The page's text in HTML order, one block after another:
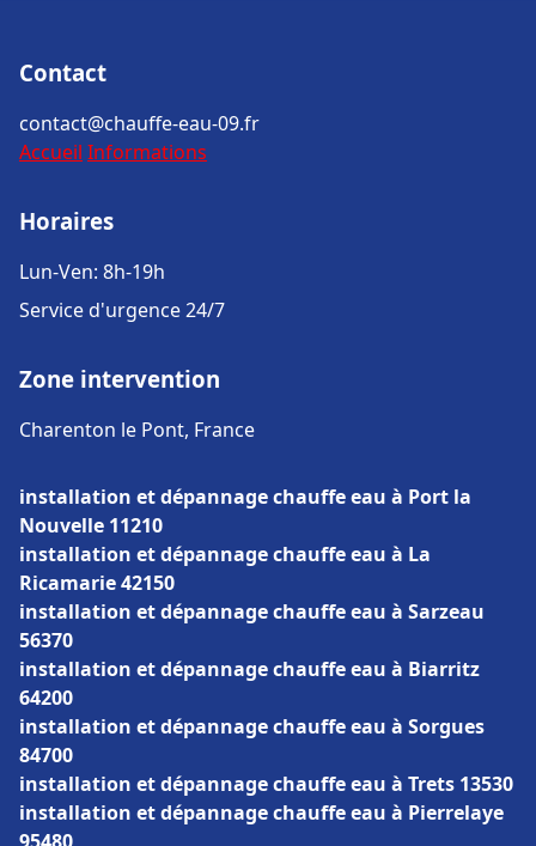
Contact
contact@chauffe-eau-09.fr
Accueil Informations
Horaires
Lun-Ven: 8h-19h
Service d'urgence 24/7
Zone intervention
Charenton le Pont, France
installation et dépannage chauffe eau à Port la
Nouvelle 11210
installation et dépannage chauffe eau à La
Ricamarie 42150
installation et dépannage chauffe eau à Sarzeau
56370
installation et dépannage chauffe eau à Biarritz
64200
installation et dépannage chauffe eau à Sorgues
84700
installation et dépannage chauffe eau à Trets 13530
installation et dépannage chauffe eau à Pierrelaye